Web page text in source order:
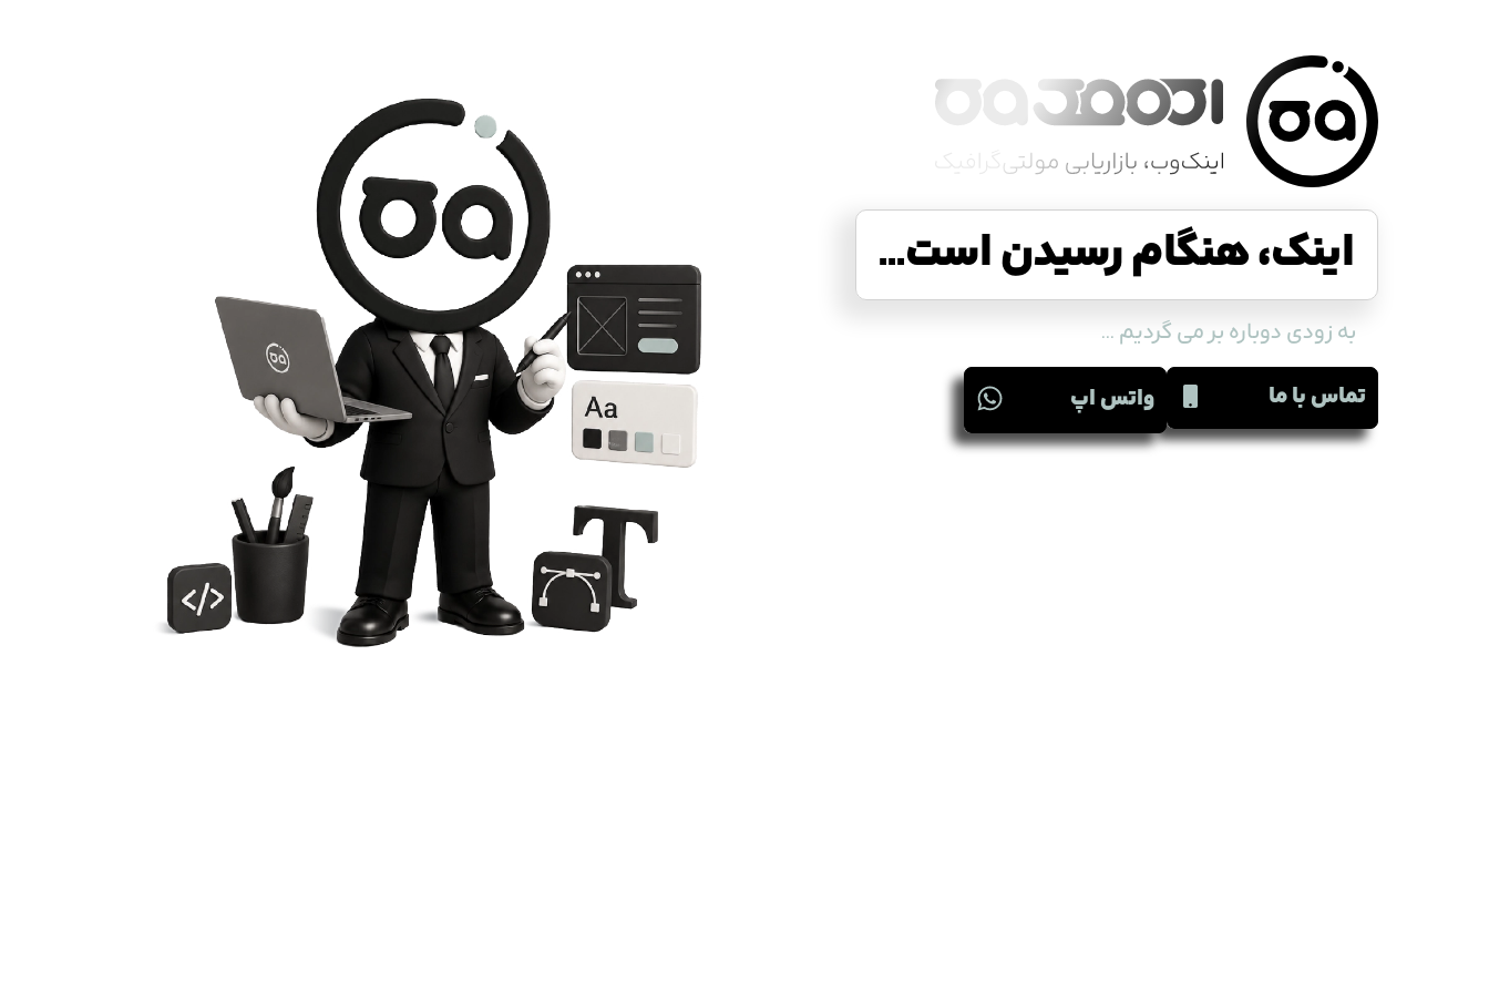
اینک، هنگام رسیدن است...
به زودی دوباره بر می گردیم ...
تماس با ما واتس اپ